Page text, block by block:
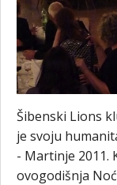
Šibenski Lions
je svoju
- Martinje 2011.
ovogodišnja